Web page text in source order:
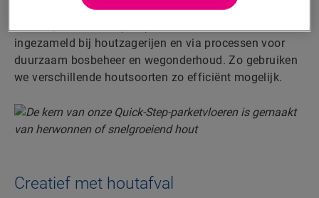
of uit een vanherwonnen houtgemaakte vezelplaat
ingezameld bij houtzagerijen en via processen voor
duurzaam bosbeheer en wegonderhoud. Zo gebruiken
we verschillende houtsoorten zo efficiënt mogelijk.
Creatief met houtafval